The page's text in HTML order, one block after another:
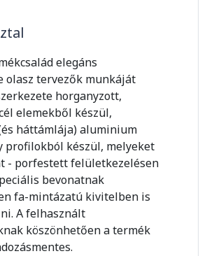
elegáns
olasz tervezők munkáját
horganyzott,
elemekből készül,
háttámlája) aluminium
profilokból készül, melyeket
- porfestett felületkezelésen
bevonatnak
fa-mintázatú kivitelben is
A felhasznált
köszönhetően a termék